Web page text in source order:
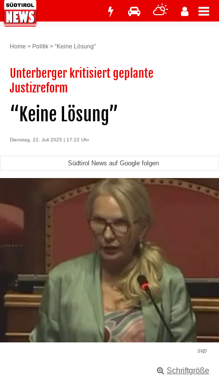
Home > Politik > “Keine Lösung”
Unterberger kritisiert geplante
Justizreform
“Keine Lösung”
Dienstag, 22. Juli 2025 | 17:22 Uhr
Südtirol News auf Google folgen
svp
Schriftgröße